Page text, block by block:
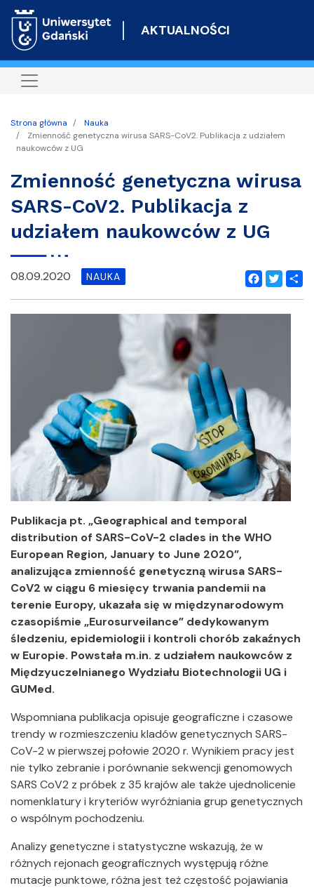
do
AKTUALNOŚCI
Strona główna
Nauka
Zmienność genetyczna wirusa SARS-CoV2. Publikacja z udziałem
naukowców z UG
Zmienność genetyczna wirusa
SARS-CoV2. Publikacja z
udziałem naukowców z UG
Facebook
Twitter
08.09.2020 NAUKA
Publikacja pt. „Geographical and temporal
distribution of SARS-CoV-2 clades in the WHO
European Region, January to June 2020”,
analizująca zmienność genetyczną wirusa SARS-
CoV2 w ciągu 6 miesięcy trwania pandemii na
terenie Europy, ukazała się w międzynarodowym
czasopiśmie „Eurosurveilance” dedykowanym
śledzeniu, epidemiologii i kontroli chorób zakaźnych
w Europie. Powstała m.in. z udziałem naukowców z
Międzyuczelnianego Wydziału Biotechnologii UG i
GUMed.
Wspomniana publikacja opisuje geograficzne i czasowe
trendy w rozmieszczeniu kladów genetycznych SARS-
CoV-2 w pierwszej połowie 2020 r. Wynikiem pracy jest
nie tylko zebranie i porównanie sekwencji genomowych
SARS CoV2 z próbek z 35 krajów ale także ujednolicenie
nomenklatury i kryteriów wyróżniania grup genetycznych
o wspólnym pochodzeniu.
Analizy genetyczne i statystyczne wskazują, że w
różnych rejonach geograficznych występują różne
mutacje punktowe, różna jest też częstość pojawiania